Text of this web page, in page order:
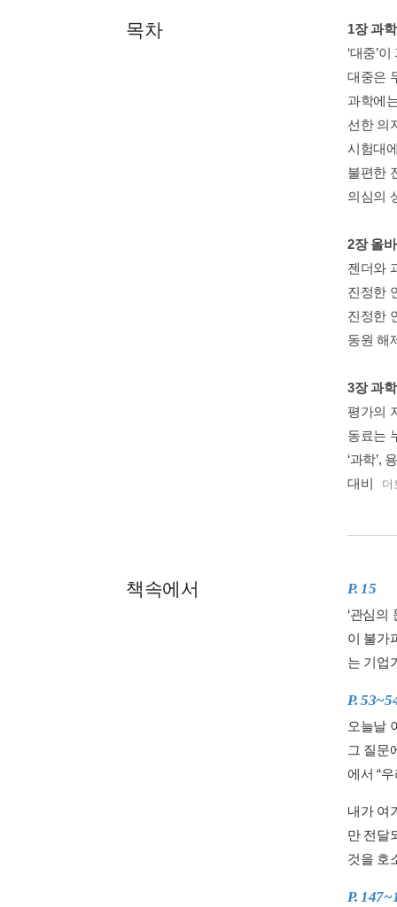
목차
1장 과
‘대중’
대중은
과학에
선한 의
시험대
불편한
의심의
2장 올
젠더와
진정한
진정한
동원 해
3장 과
평가의
동료는
‘과학’,
대비
더
책속에서 P. 15
‘관심의
이 불가
는 기업
P.
오늘날
그 질문
에서 “
내가 여
만 전달
것을 호
P.